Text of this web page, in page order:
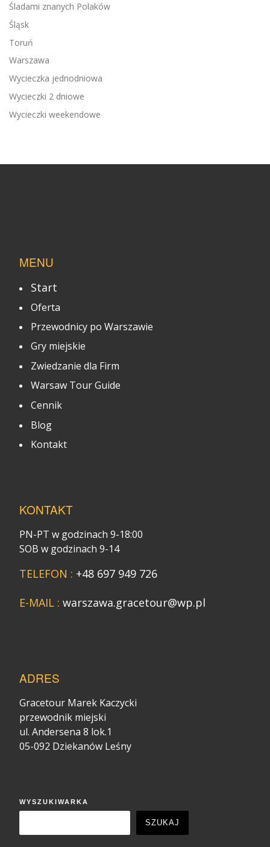
Śladami znanych Polaków
Śląsk
Toruń
Warszawa
Wycieczka jednodniowa
Wycieczki 2 dniowe
Wycieczki weekendowe
MENU
Start
Oferta
Przewodnicy po Warszawie
Gry miejskie
Zwiedzanie dla Firm
Warsaw Tour Guide
Cennik
Blog
Kontakt
KONTAKT
PN-PT w godzinach 9-18:00
SOB w godzinach 9-14
TELEFON : +48 697 949 726
E-MAIL : warszawa.gracetour@wp.pl
ADRES
Gracetour Marek Kaczycki
przewodnik miejski
ul. Andersena 8 lok.1
05-092 Dziekanów Leśny
WYSZUKIWARKA
SZUKAJ